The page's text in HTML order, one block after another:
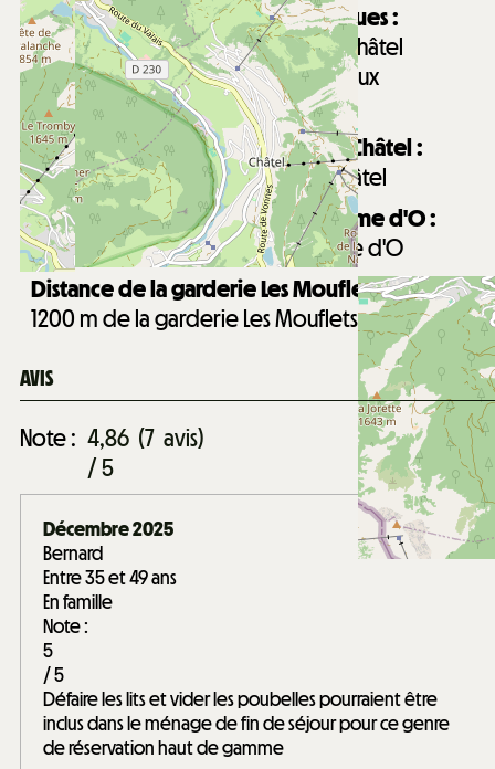
Distance des remontées mécaniques :
850 m de la télécabine de Super-Châtel
6900m des télésièges de Pré la Joux
Arrêt navettes à proximité
Distance du centre du village de Châtel :
1000m du centre du village de Châtel
Distance du centre aquatique Forme d'O :
1500
m du centre aquatique Forme d'O
Distance de la garderie Les Mouflets :
1200 m de la garderie Les Mouflets
AVIS
Note : 4,86
/ 5
(7 avis)
Décembre 2025
Bernard
Entre 35 et 49 ans
En famille
Note :
5
/ 5
Défaire les lits et vider les poubelles pourraient être
inclus dans le ménage de fin de séjour pour ce genre
de réservation haut de gamme